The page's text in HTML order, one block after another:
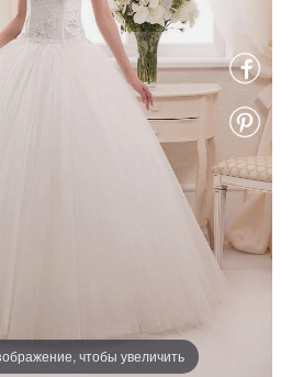
чтобы увеличить